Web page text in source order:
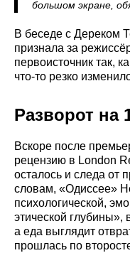
большом экране,
В беседе с Дереком
признала за
первоисточник так,
что-то резко
Разворот на
Вскоре после
рецензию в London
осталось и следа от
словам, «Одиссее»
психологической,
этической глубины»,
а еда выглядит
прошлась по